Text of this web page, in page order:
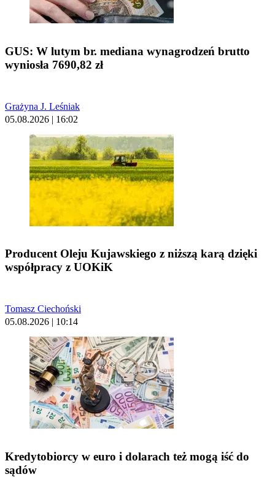
GUS: W lutym br. mediana wynagrodzeń brutto
wyniosła 7690,82 zł
Grażyna J. Leśniak
05.08.2026 | 16:02
Producent Oleju Kujawskiego z niższą karą dzięki
współpracy z UOKiK
Tomasz Ciechoński
05.08.2026 | 10:14
Kredytobiorcy w euro i dolarach też mogą iść do
sądów